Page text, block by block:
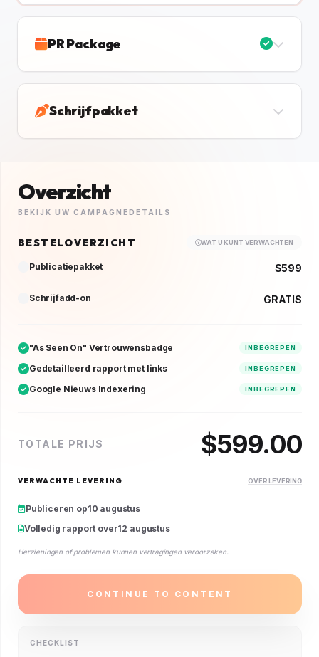
PR Package
Schrijfpakket
Overzicht
BEKIJK UW CAMPAGNEDETAILS
BESTELOVERZICHT WAT U KUNT VERWACHTEN
Publicatiepakket $599
Schrijfadd-on GRATIS
"As Seen On" Vertrouwensbadge INBEGREPEN
Gedetailleerd rapport met links INBEGREPEN
Google Nieuws Indexering INBEGREPEN
TOTALE PRIJS $599.00
VERWACHTE LEVERING OVER LEVERING
Publiceren op10 augustus
Volledig rapport over12 augustus
Herzieningen of problemen kunnen vertragingen veroorzaken.
CONTINUE TO CONTENT
CHECKLIST